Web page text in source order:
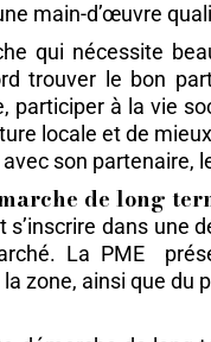
main-d’œuvre
qui nécessite
trouver le bon
participer à la vie
locale et de
son partenaire,
de long
s’inscrire dans une
La PME
zone, ainsi que du